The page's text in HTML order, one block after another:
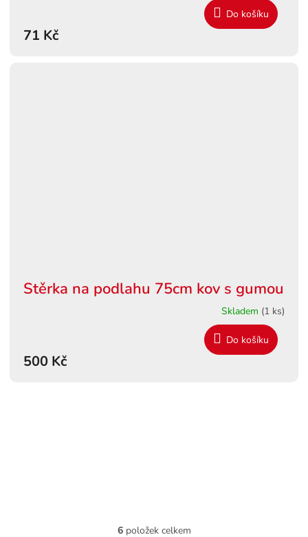
71 Kč
Do košíku
Stěrka na podlahu 75cm kov s gumou
Skladem (1 ks)
500 Kč
Do košíku
6položek celkem